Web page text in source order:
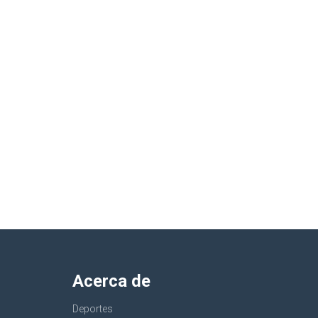
Acerca de
Deportes